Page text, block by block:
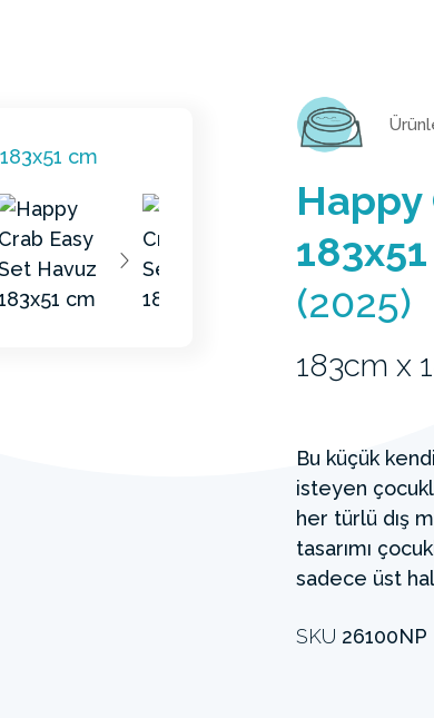
Happy
(2025)
183cm x
Bu küçük
isteyen
her türlü dış
tasarımı
sadece üst
SKU 26100NP